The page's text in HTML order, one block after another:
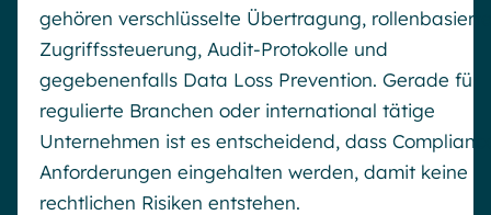
gehören verschlüsselte Übertragung, rollenbasierte
Zugriffssteuerung, Audit-Protokolle und
gegebenenfalls Data Loss Prevention. Gerade für
regulierte Branchen oder international tätige
Unternehmen ist es entscheidend, dass
Anforderungen eingehalten werden, damit keine
rechtlichen Risiken entstehen.